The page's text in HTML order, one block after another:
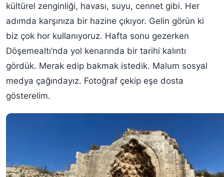
kültürel zenginliği, havası, suyu, cennet gibi. Her
adımda karşınıza bir hazine çıkıyor. Gelin görün ki
biz çok hor kullanıyoruz. Hafta sonu gezerken
Döşemealtı’nda yol kenarında bir tarihi kalıntı
gördük. Merak edip bakmak istedik. Malum sosyal
medya çağındayız. Fotoğraf çekip eşe dosta
gösterelim.